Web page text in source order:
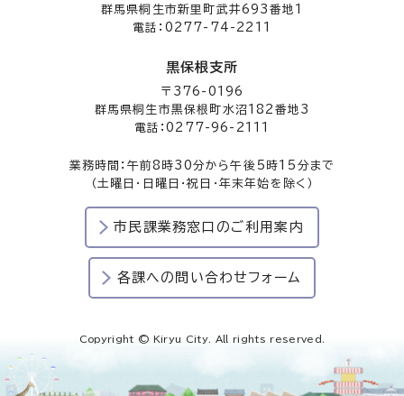
群馬県桐生市新里町武井693番地1
電話：0277-74-2211
黒保根支所
〒376-0196
群馬県桐生市黒保根町水沼182番地3
電話：0277-96-2111
業務時間：午前8時30分から午後5時15分まで
（土曜日・日曜日・祝日・年末年始を除く）
市民課業務窓口のご利用案内
各課への問い合わせフォーム
Copyright © Kiryu City. All rights reserved.